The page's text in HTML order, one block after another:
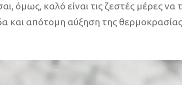
όμως, καλό είναι τις ζεστές μέρες να
και απότομη αύξηση της